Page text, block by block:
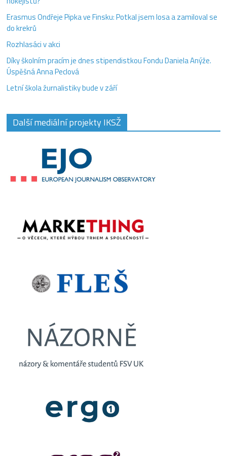
Erasmus Ondřeje Pipka ve Finsku: Potkal jsem losa a zamiloval se
do krekrů
Rozhlasáci v akci
Díky školním pracím je dnes stipendistkou Fondu Daniela Anýže.
Úspěšná Anna Peclová
Letní škola žurnalistiky bude v září
Další mediální projekty IKSŽ